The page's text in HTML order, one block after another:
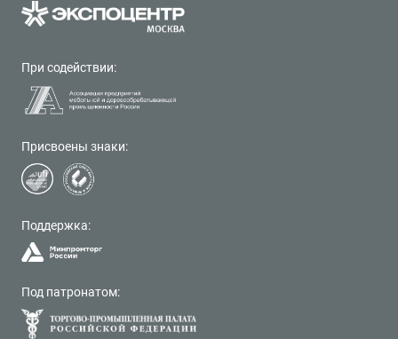
При содействии:
Присвоены знаки:
Поддержка:
Под патронатом: